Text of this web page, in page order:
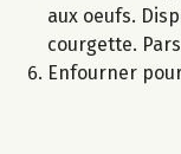
aux oeufs.
courgette.
Enfourner